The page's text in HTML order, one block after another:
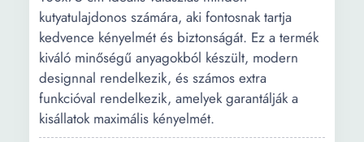
kutyatulajdonos számára, aki fontosnak tartja
kedvence kényelmét és biztonságát. Ez a termék
kiváló minőségű anyagokból készült, modern
designnal rendelkezik, és számos extra
funkcióval rendelkezik, amelyek garantálják a
kisállatok maximális kényelmét.